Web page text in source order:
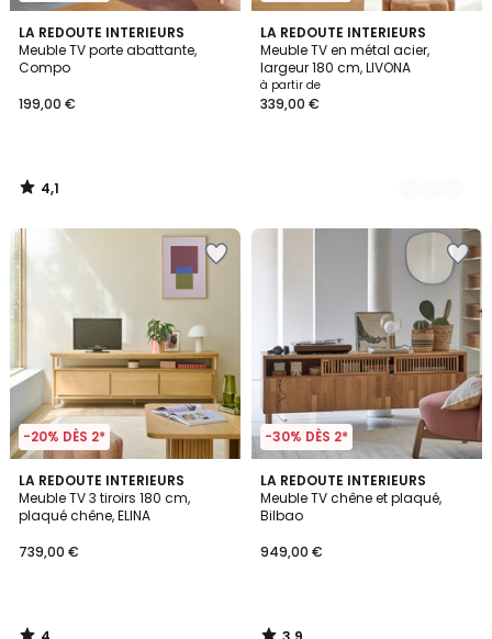
LA REDOUTE INTERIEURS
Meuble TV porte abattante,
Compo
199,00 €
4,1
/ 5
4,1
/
LA REDOUTE INTERIEURS
Meuble TV en métal acier,
largeur 180 cm, LIVONA
à partir de
339,00 €
2
Couleurs
-20% DÈS 2*
LA REDOUTE INTERIEURS
Meuble TV 3 tiroirs 180 cm,
plaqué chêne, ELINA
739,00 €
4
/
5
-30% DÈS 2*
LA REDOUTE INTERIEURS
Meuble TV chêne et plaqué,
Bilbao
949,00 €
3,9
/ 5